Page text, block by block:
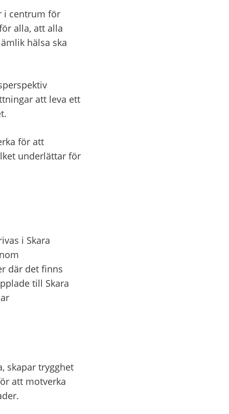
i centrum för
alla, att alla
hälsa ska
att leva ett
för att
underlättar för
i Skara
där det finns
till Skara
skapar trygghet
att motverka